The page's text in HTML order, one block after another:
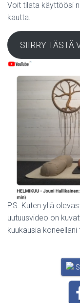
Voit tilata käyttöösi
kautta.
SIIRRY TÄSTÄ
P.S. Kuten yllä
uutuusvideo on
kuukausia